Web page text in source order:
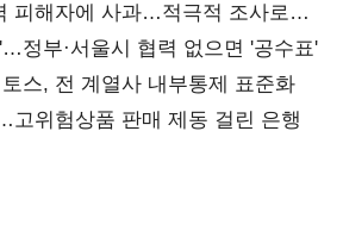
피해자에 사과…적극적 조사로
정부·서울시 협력 없으면 '공수표'
스, 전 계열사 내부통제 표준화
고위험상품 판매 제동 걸린 은행